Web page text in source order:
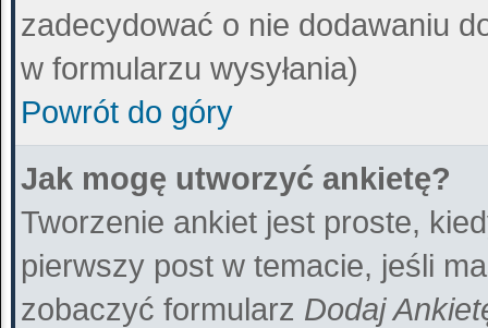
zadecydować o nie dodawaniu
w formularzu wysyłania)
Powrót do góry
Jak mogę utworzyć ankietę?
Tworzenie ankiet jest proste,
pierwszy post w temacie, jeśli
zobaczyć formularz Dodaj